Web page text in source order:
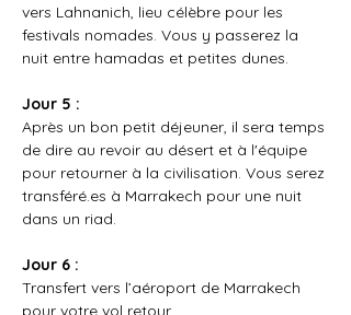
vers Lahnanich, lieu célèbre pour les
festivals nomades. Vous y passerez la
nuit entre hamadas et petites dunes.
Jour 5 :
Après un bon petit déjeuner, il sera temps
de dire au revoir au désert et à l'équipe
pour retourner à la civilisation. Vous serez
transféré.es à Marrakech pour une nuit
dans un riad.
Jour 6 :
Transfert vers l’aéroport de Marrakech
pour votre vol retour.